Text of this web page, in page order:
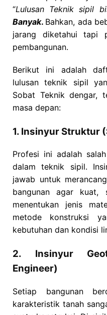
“Lulusan Teknik sipil
Banyak. Bahkan, ada
jarang diketahui tapi
pembangunan.
Berikut ini adalah
lulusan teknik sipil
Sobat Teknik dengar,
masa depan:
1. Insinyur Struktur
Profesi ini adalah
dalam teknik sipil.
jawab untuk
bangunan agar kuat,
menentukan jenis
metode konstruksi
kebutuhan dan kondisi
2. Insinyur
Engineer)
Setiap bangunan
karakteristik tanah